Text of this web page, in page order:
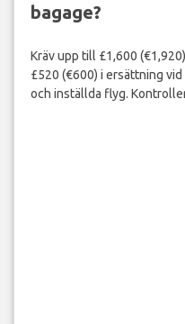
bagage?
Kräv upp till £1,600
£520 (€600) i ersättning
och inställda flyg.